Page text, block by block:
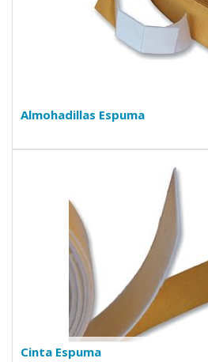
Almohadillas Espuma
Cinta Espuma